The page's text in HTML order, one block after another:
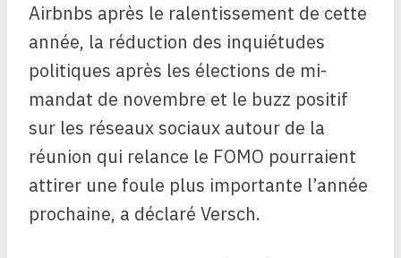
Airbnbs après le ralentissement de cette
année, la réduction des inquiétudes
politiques après les élections de mi-
mandat de novembre et le buzz positif
sur les réseaux sociaux autour de la
réunion qui relance le FOMO pourraient
attirer une foule plus importante l’année
prochaine, a déclaré Versch.